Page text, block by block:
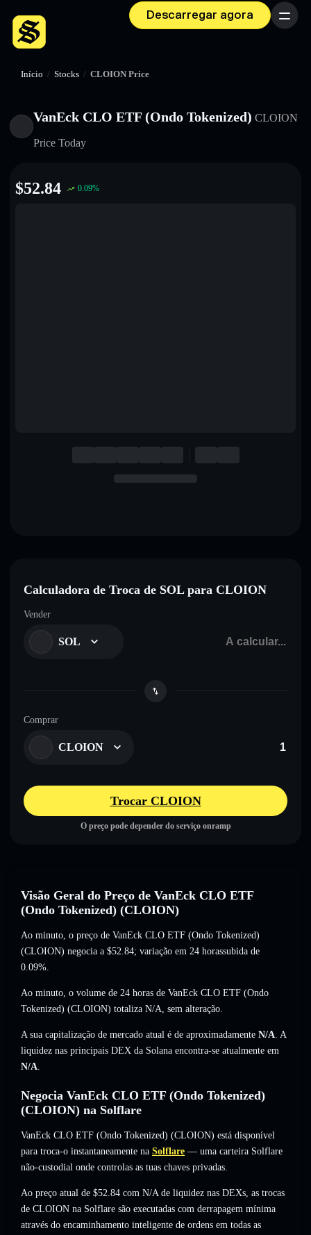
Descarregar agora Menu
Início / Stocks / CLOION Price
VanEck CLO ETF (Ondo Tokenized) CLOION
Price Today
$52.84 0.09%
Calculadora de Troca de SOL para CLOION
Vender
SOL
Comprar
CLOION
Trocar CLOION
O preço pode depender do serviço onramp
Visão Geral do Preço de VanEck CLO ETF
(Ondo Tokenized) (CLOION)
Ao minuto, o preço de VanEck CLO ETF (Ondo Tokenized)
(CLOION) negocia a $52.84; variação em 24 horassubida de
0.09%.
Ao minuto, o volume de 24 horas de VanEck CLO ETF (Ondo
Tokenized) (CLOION) totaliza N/A, sem alteração.
A sua capitalização de mercado atual é de aproximadamente N/A. A
liquidez nas principais DEX da Solana encontra-se atualmente em
N/A.
Negocia VanEck CLO ETF (Ondo Tokenized)
(CLOION) na Solflare
VanEck CLO ETF (Ondo Tokenized) (CLOION) está disponível
para troca-o instantaneamente na Solflare — uma carteira Solflare
não-custodial onde controlas as tuas chaves privadas.
Ao preço atual de $52.84 com N/A de liquidez nas DEXs, as trocas
de CLOION na Solflare são executadas com derrapagem mínima
através do encaminhamento inteligente de ordens em todas as